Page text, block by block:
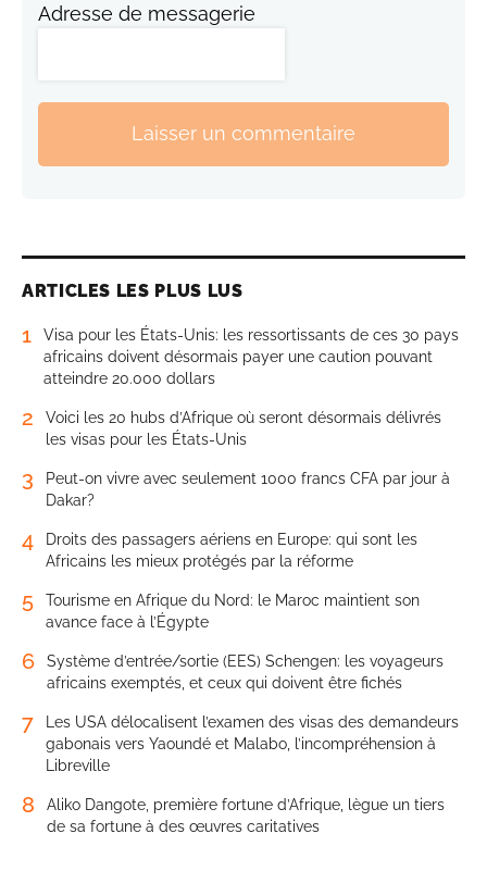
Adresse de messagerie
Laisser un commentaire
ARTICLES LES PLUS LUS
1
Visa pour les États-Unis: les ressortissants de ces 30 pays
africains doivent désormais payer une caution pouvant
atteindre 20.000 dollars
2
Voici les 20 hubs d’Afrique où seront désormais délivrés
les visas pour les États-Unis
3
Peut-on vivre avec seulement 1000 francs CFA par jour à
Dakar?
4
Droits des passagers aériens en Europe: qui sont les
Africains les mieux protégés par la réforme
5
Tourisme en Afrique du Nord: le Maroc maintient son
avance face à l’Égypte
6
Système d’entrée/sortie (EES) Schengen: les voyageurs
africains exemptés, et ceux qui doivent être fichés
7
Les USA délocalisent l’examen des visas des demandeurs
gabonais vers Yaoundé et Malabo, l’incompréhension à
Libreville
8
Aliko Dangote, première fortune d’Afrique, lègue un tiers
de sa fortune à des œuvres caritatives